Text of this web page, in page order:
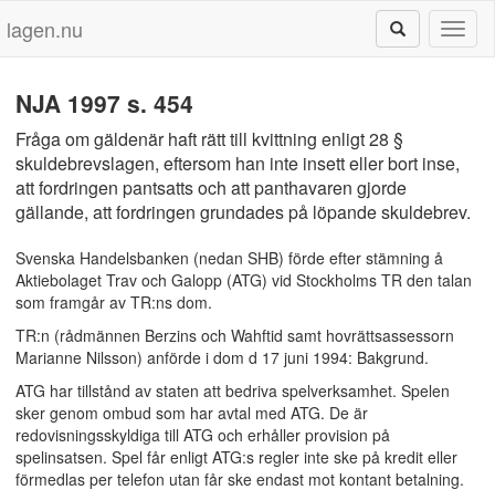
lagen.nu
NJA 1997 s. 454
Fråga om gäldenär haft rätt till kvittning enligt 28 §
skuldebrevslagen, eftersom han inte insett eller bort inse,
att fordringen pantsatts och att panthavaren gjorde
gällande, att fordringen grundades på löpande skuldebrev.
Svenska Handelsbanken (nedan SHB) förde efter stämning å
Aktiebolaget Trav och Galopp (ATG) vid Stockholms TR den talan
som framgår av TR:ns dom.
TR:n (rådmännen Berzins och Wahftid samt hovrättsassessorn
Marianne Nilsson) anförde i dom d 17 juni 1994: Bakgrund.
ATG har tillstånd av staten att bedriva spelverksamhet. Spelen
sker genom ombud som har avtal med ATG. De är
redovisningsskyldiga till ATG och erhåller provision på
spelinsatsen. Spel får enligt ATG:s regler inte ske på kredit eller
förmedlas per telefon utan får ske endast mot kontant betalning.